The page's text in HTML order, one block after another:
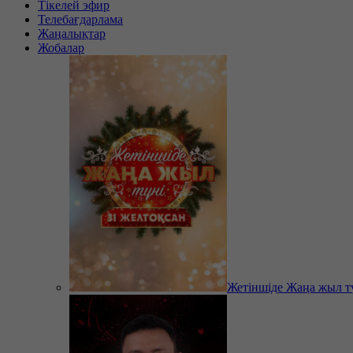
Тікелей эфир
Телебағдарлама
Жаңалықтар
Жобалар
Жетіншіде Жаңа жыл